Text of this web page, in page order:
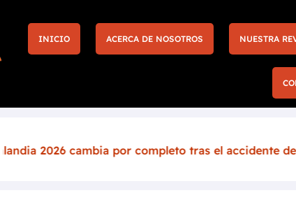
INICIO ACERCA DE NOSOTROS NUESTRA
completo tras el accidente de Sébastien Ogier